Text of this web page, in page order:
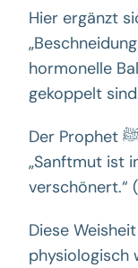
Hier ergänzt
hormonelle
gekoppelt
„Sanftmut ist
verschönert.“ (
Diese
physiologisch